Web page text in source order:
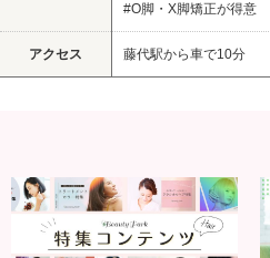
#O脚・X脚矯正が得意
アクセス 藤代駅から車で10分